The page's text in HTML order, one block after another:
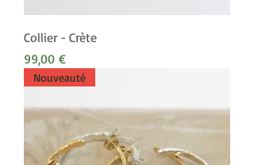
Collier - Crète
Prix
99,00 €
Nouveauté